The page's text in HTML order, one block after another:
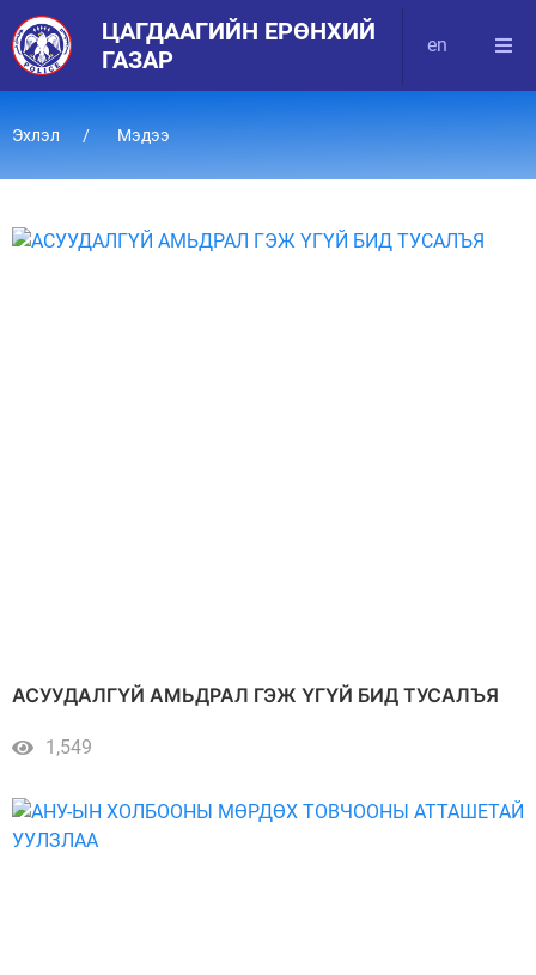
ЦАГДААГИЙН ЕРӨНХИЙ
ГАЗАР
en
Эхлэл Мэдээ
АСУУДАЛГҮЙ АМЬДРАЛ ГЭЖ ҮГҮЙ БИД ТУСАЛЪЯ
1,549